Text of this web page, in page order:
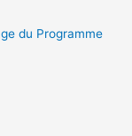
du Programme